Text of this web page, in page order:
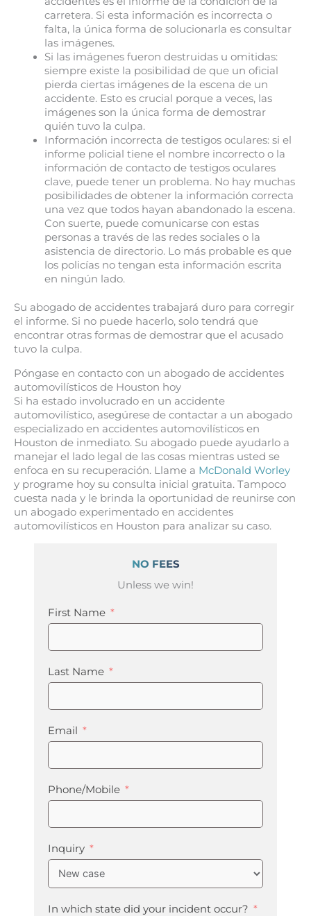
carretera. Si esta información es incorrecta o
falta, la única forma de solucionarla es consultar
las imágenes.
Si las imágenes fueron destruidas u omitidas:
siempre existe la posibilidad de que un oficial
pierda ciertas imágenes de la escena de un
accidente. Esto es crucial porque a veces, las
imágenes son la única forma de demostrar
quién tuvo la culpa.
Información incorrecta de testigos oculares: si el
informe policial tiene el nombre incorrecto o la
información de contacto de testigos oculares
clave, puede tener un problema. No hay muchas
posibilidades de obtener la información correcta
una vez que todos hayan abandonado la escena.
Con suerte, puede comunicarse con estas
personas a través de las redes sociales o la
asistencia de directorio. Lo más probable es que
los policías no tengan esta información escrita
en ningún lado.
Su abogado de accidentes trabajará duro para corregir
el informe. Si no puede hacerlo, solo tendrá que
encontrar otras formas de demostrar que el acusado
tuvo la culpa.
Póngase en contacto con un abogado de accidentes
automovilísticos de Houston hoy
Si ha estado involucrado en un accidente
automovilístico, asegúrese de contactar a un abogado
especializado en accidentes automovilísticos en
Houston de inmediato. Su abogado puede ayudarlo a
manejar el lado legal de las cosas mientras usted se
enfoca en su recuperación. Llame a McDonald Worley
y programe hoy su consulta inicial gratuita. Tampoco
cuesta nada y le brinda la oportunidad de reunirse con
un abogado experimentado en accidentes
automovilísticos en Houston para analizar su caso.
NO FEES
Unless we win!
First Name
Last Name
Email
Phone/Mobile
Inquiry
In which state did your incident occur?